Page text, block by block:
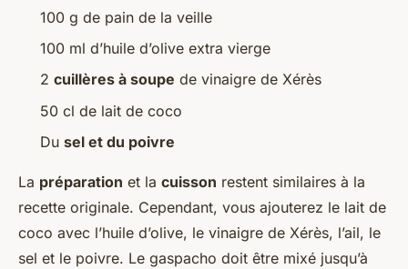
100 g de pain de la veille
100 ml d’huile d’olive extra vierge
2 cuillères à soupe de vinaigre de Xérès
50 cl de lait de coco
Du sel et du poivre
La préparation et la cuisson restent similaires à la
recette originale. Cependant, vous ajouterez le lait de
coco avec l’huile d’olive, le vinaigre de Xérès, l’ail, le
sel et le poivre. Le gaspacho doit être mixé jusqu’à